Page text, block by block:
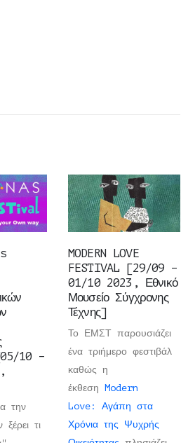
10 –
την
τι
MODERN LOVE
FESTIVAL [29/09 –
01/10 2023, Εθνικό
Μουσείο Σύγχρονης
Τέχνης]
Το ΕΜΣΤ παρουσιάζει
ένα τριήμερο φεστιβάλ
καθώς η
έκθεση Modern
Love: Αγάπη στα
Χρόνια της Ψυχρής